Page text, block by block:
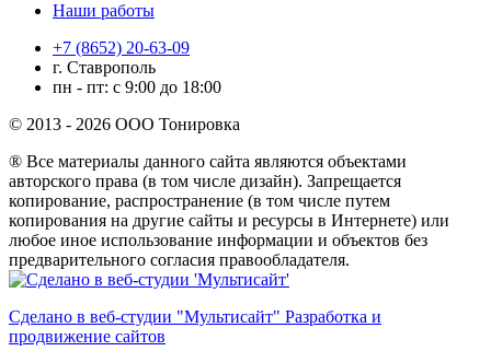
Наши работы
+7 (8652) 20-63-09
г. Ставрополь
пн - пт: с 9:00 до 18:00
© 2013 - 2026 ООО Тонировка
® Все материалы данного сайта являются объектами
авторского права (в том числе дизайн). Запрещается
копирование, распространение (в том числе путем
копирования на другие сайты и ресурсы в Интернете) или
любое иное использование информации и объектов без
предварительного согласия правообладателя.
Сделано в веб-студии "Мультисайт" Разработка и
продвижение сайтов